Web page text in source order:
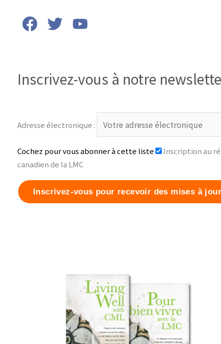
Inscrivez-vous à notre
Adresse électronique :
Cochez pour vous abonner à cette liste
Inscription au
canadien de la LMC